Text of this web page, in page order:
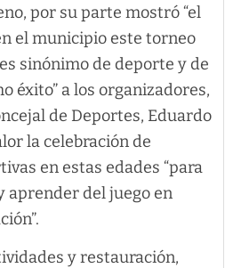
por su parte mostró “el
el municipio este torneo
sinónimo de deporte y de
éxito” a los organizadores,
de Deportes, Eduardo
la celebración de
en estas edades “para
del juego en
y restauración,